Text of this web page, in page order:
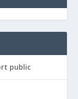
public